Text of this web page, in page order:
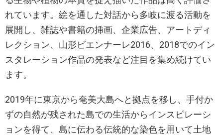
れています。絵を通した対話から多岐に渡る活動を
展開し、雑誌や書籍の挿画、企業広告、アートディ
レクション、山形ビエンナーレ2016、2018でのイン
スタレーション作品の発表など注目を集め続けてい
ます。
2019年に東京から奄美大島へと拠点を移し、手付か
ずの自然が残された島での生活からインスピレーシ
ョンを得て、島に伝わる伝統的な染色を用いて土地